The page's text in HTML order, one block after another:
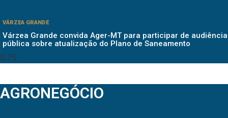
VÁRZEA GRANDE
Várzea Grande convida Ager-MT para participar de audiência
pública sobre atualização do Plano de Saneamento
AGRONEGÓCIO